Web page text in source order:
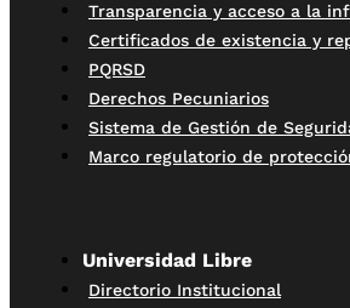
Transparencia y acceso a la
Certificados de existencia y
PQRSD
Derechos Pecuniarios
Sistema de Gestión de
Marco regulatorio de
Universidad Libre
Directorio Institucional